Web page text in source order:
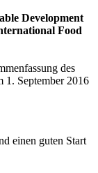
Development
Food
des
1. September 2016
einen guten Start